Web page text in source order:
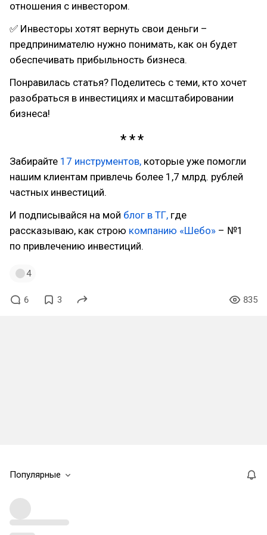
отношения с инвестором.
✅ Инвесторы хотят вернуть свои деньги –
предпринимателю нужно понимать, как он будет
обеспечивать прибыльность бизнеса.
Понравилась статья? Поделитесь с теми, кто хочет
разобраться в инвестициях и масштабировании
бизнеса!
Забирайте 17 инструментов, которые уже помогли
нашим клиентам привлечь более 1,7 млрд. рублей
частных инвестиций.
И подписывайся на мой блог в ТГ, где
рассказываю, как строю компанию «Шебо» – №1
по привлечению инвестиций.
4
6 3 835
Популярные